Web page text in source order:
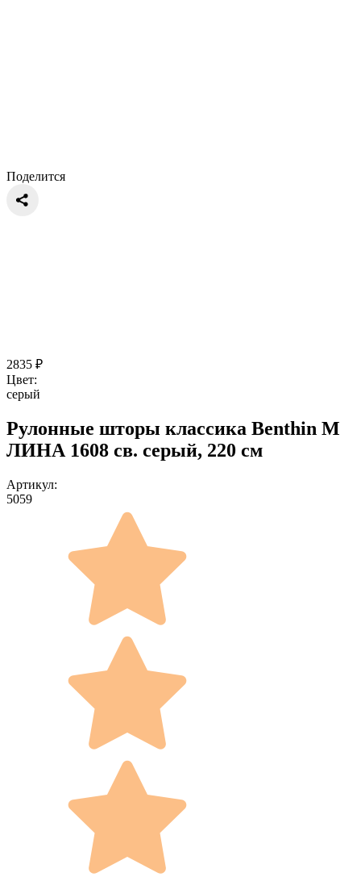
Поделится
2835 ₽
Цвет:
серый
Рулонные шторы классика Benthin M
ЛИНА 1608 св. серый, 220 см
Артикул:
5059